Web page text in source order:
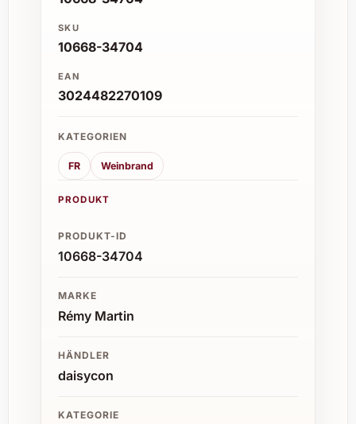
SKU
10668-34704
EAN
3024482270109
KATEGORIEN
FR Weinbrand
PRODUKT
PRODUKT-ID
10668-34704
MARKE
Rémy Martin
HÄNDLER
daisycon
KATEGORIE